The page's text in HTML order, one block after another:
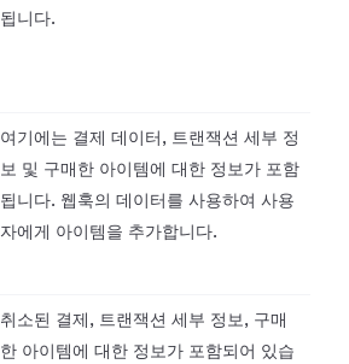
됩니다.
여기에는 결제 데이터, 트랜잭션 세부 정
보 및 구매한 아이템에 대한 정보가 포함
됩니다. 웹훅의 데이터를 사용하여 사용
자에게 아이템을 추가합니다.
취소된 결제, 트랜잭션 세부 정보, 구매
한 아이템에 대한 정보가 포함되어 있습